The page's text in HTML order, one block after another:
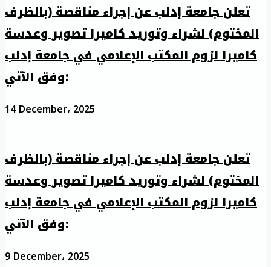
تعلن جامعة إدلب عن إجراء مناقصة (بالظرف
المختوم) لشراء وتوريد كاميرا تصوير وعدسة
كاميرا لزوم المكتب الإعلامي في جامعة إدلب
وفق الآتي:
14 December، 2025
تعلن جامعة إدلب عن إجراء مناقصة (بالظرف
المختوم) لشراء وتوريد كاميرا تصوير وعدسة
كاميرا لزوم المكتب الإعلامي في جامعة إدلب
وفق الآتي:
9 December، 2025